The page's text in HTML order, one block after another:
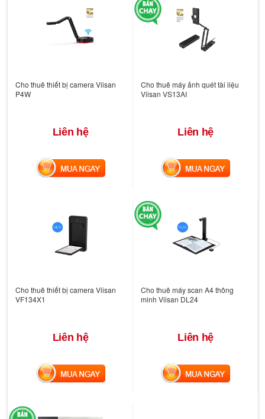
Cho thuê thiết bị camera Viisan
P4W
Liên hệ
MUA NGAY
Cho thuê máy ảnh quét tài liệu
Viisan VS13AI
Liên hệ
MUA NGAY
Cho thuê thiết bị camera Viisan
VF134X1
Liên hệ
MUA NGAY
Cho thuê máy scan A4 thông
minh Viisan DL24
Liên hệ
MUA NGAY